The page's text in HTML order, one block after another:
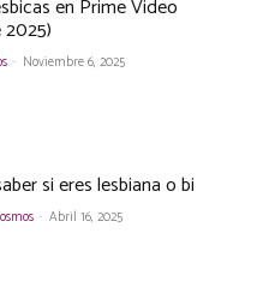
en Prime Video
- Noviembre 6, 2025
si eres lesbiana o bi
- Abril 16, 2025